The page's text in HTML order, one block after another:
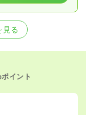
見る
イント